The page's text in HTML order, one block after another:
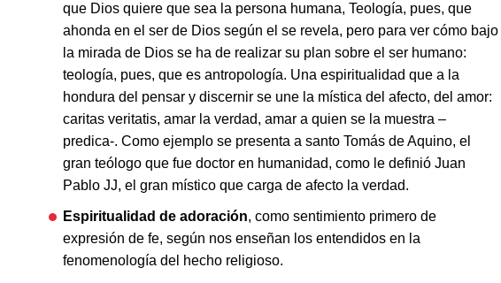
que Dios quiere que sea la persona humana, Teología, pues, que
ahonda en el ser de Dios según el se revela, pero para ver cómo bajo
la mirada de Dios se ha de realizar su plan sobre el ser humano:
teología, pues, que es antropología. Una espiritualidad que a la
hondura del pensar y discernir se une la mística del afecto, del amor:
caritas veritatis, amar la verdad, amar a quien se la muestra –
predica-. Como ejemplo se presenta a santo Tomás de Aquino, el
gran teólogo que fue doctor en humanidad, como le definió Juan
Pablo JJ, el gran místico que carga de afecto la verdad.
Espiritualidad de adoración, como sentimiento primero de
expresión de fe, según nos enseñan los entendidos en la
fenomenología del hecho religioso.